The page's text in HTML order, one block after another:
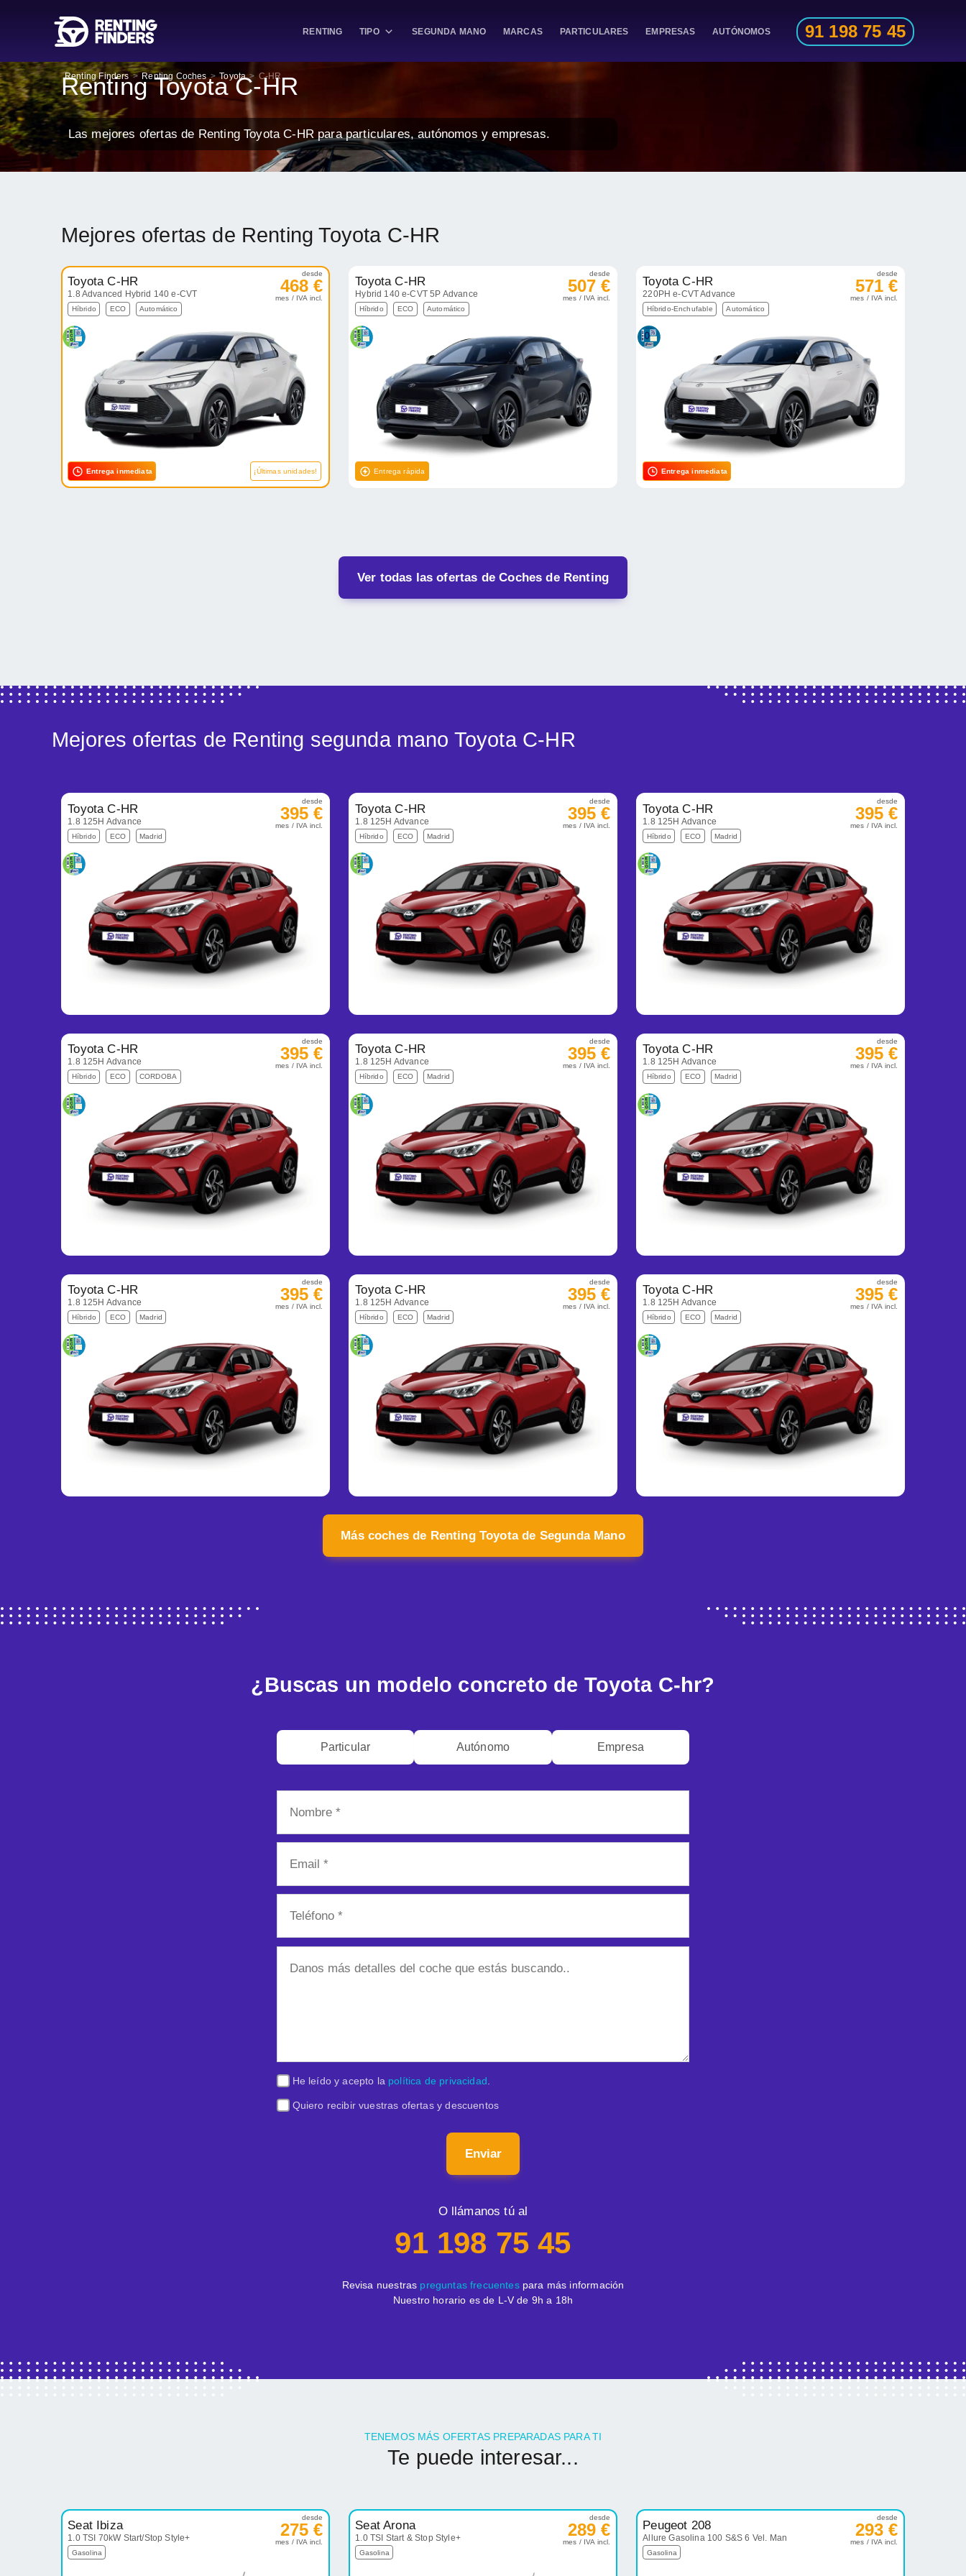
RENTING TIPO SEGUNDA MANO MARCAS PARTICULARES EMPRESAS AUTÓNOMOS 91 198 75 45
Renting Finders > Renting Coches > Toyota > C-HR
Renting Toyota C-HR
Las mejores ofertas de Renting Toyota C-HR para particulares, autónomos y empresas.
Mejores ofertas de Renting Toyota C-HR
Toyota C-HR
1.8 Advanced Hybrid 140 e-CVT
Híbrido ECO Automático
desde
468 €
mes / IVA incl.
Entrega inmediata ¡Últimas unidades!
Toyota C-HR
Hybrid 140 e-CVT 5P Advance
Híbrido ECO Automático
desde
507 €
mes / IVA incl.
Entrega rápida
Toyota C-HR
220PH e-CVT Advance
Híbrido-Enchufable Automático
desde
571 €
mes / IVA incl.
Entrega inmediata
Ver todas las ofertas de Coches de Renting
Mejores ofertas de Renting segunda mano Toyota C-HR
Toyota C-HR
1.8 125H Advance
Híbrido ECO Madrid
desde
395 €
mes / IVA incl.
Toyota C-HR
1.8 125H Advance
Híbrido ECO Madrid
desde
395 €
mes / IVA incl.
Toyota C-HR
1.8 125H Advance
Híbrido ECO Madrid
desde
395 €
mes / IVA incl.
Toyota C-HR
1.8 125H Advance
Híbrido ECO CORDOBA
desde
395 €
mes / IVA incl.
Toyota C-HR
1.8 125H Advance
Híbrido ECO Madrid
desde
395 €
mes / IVA incl.
Toyota C-HR
1.8 125H Advance
Híbrido ECO Madrid
desde
395 €
mes / IVA incl.
Toyota C-HR
1.8 125H Advance
Híbrido ECO Madrid
desde
395 €
mes / IVA incl.
Toyota C-HR
1.8 125H Advance
Híbrido ECO Madrid
desde
395 €
mes / IVA incl.
Toyota C-HR
1.8 125H Advance
Híbrido ECO Madrid
desde
395 €
mes / IVA incl.
Más coches de Renting Toyota de Segunda Mano
¿Buscas un modelo concreto de Toyota C-hr?
Particular Autónomo Empresa
He leído y acepto la política de privacidad
Quiero recibir vuestras ofertas y descuentos
Enviar
O llámanos tú al
91 198 75 45
Revisa nuestras preguntas frecuentespara más información
Nuestro horario es de L-V de 9h a 18h
TENEMOS MÁS OFERTAS PREPARADAS PARA TI
Te puede interesar...
Seat Ibiza
1.0 TSI 70kW Start/Stop Style+
Gasolina
desde
275 €
mes / IVA incl.
Seat Arona
1.0 TSI Start & Stop Style+
Gasolina
desde
289 €
mes / IVA incl.
Peugeot 208
Allure Gasolina 100 S&S 6 Vel. Man
Gasolina
desde
293 €
mes / IVA incl.